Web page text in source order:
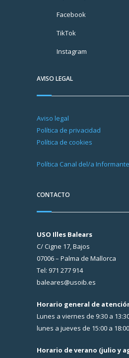
Facebook
TikTok
Instagram
AVISO LEGAL
Aviso legal
Política de privacidad
Política de cookies
Política Canal del/a Informante
CONTACTO
USO Illes Balears
C/ Cigne 17, Bajos
07006 – Palma de Mallorca
Tel: 971 277 914
baleares@usoib.es
Horario general de
Lunes a viernes de 9:30 a
lunes a jueves de 15:00 a
Horario de verano (julio y